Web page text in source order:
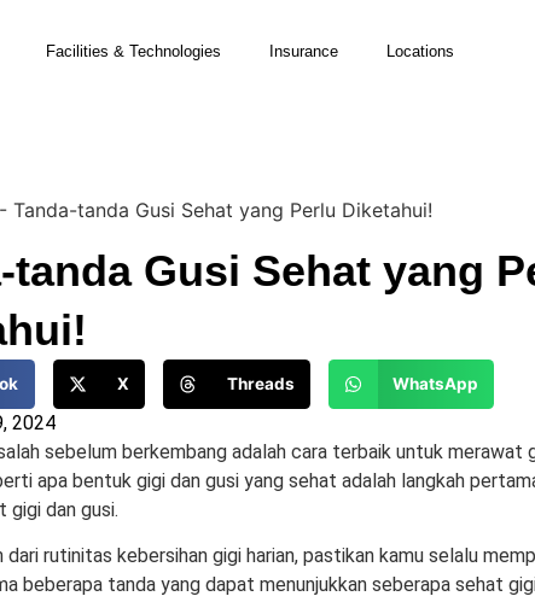
Facilities & Technologies Insurance Locations
- Tanda-tanda Gusi Sehat yang Perlu Diketahui!
tanda Gusi Sehat yang
X Threads WhatsApp
2024
sebelum berkembang adalah cara terbaik untuk merawat
apa bentuk gigi dan gusi yang sehat adalah langkah
gigi dan gusi.
dari rutinitas kebersihan gigi harian, pastikan kamu selalu
beberapa tanda yang dapat menunjukkan seberapa sehat